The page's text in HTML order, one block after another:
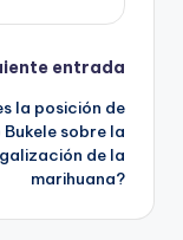
entrada
la posición de
Bukele sobre la
de la
marihuana?